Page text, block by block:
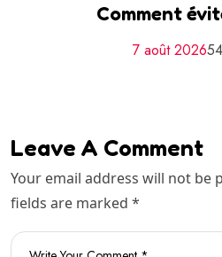
Comment
7 août 2026
Leave A Comment
Your email address will not be
fields are marked *